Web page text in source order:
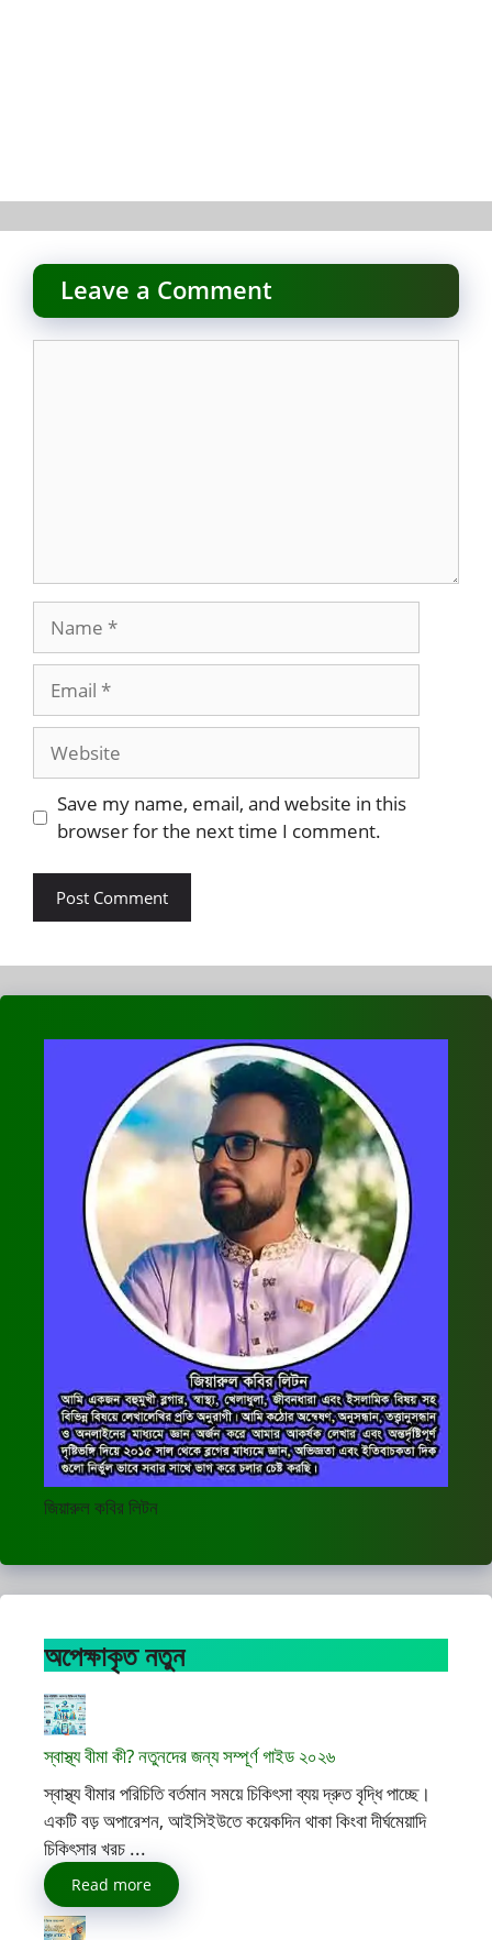
Leave a Comment
Website
Save my name, email, and website in this
browser for the next time I comment.
জিয়ারুল কবির লিটন
অপেক্ষাকৃত নতুন
স্বাস্থ্য বীমা কী? নতুনদের জন্য সম্পূর্ণ গাইড ২০২৬
স্বাস্থ্য বীমার পরিচিতি বর্তমান সময়ে চিকিৎসা ব্যয় দ্রুত বৃদ্ধি পাচ্ছে।
একটি বড় অপারেশন, আইসিইউতে কয়েকদিন থাকা কিংবা দীর্ঘমেয়াদি
চিকিৎসার খরচ ...
Read more